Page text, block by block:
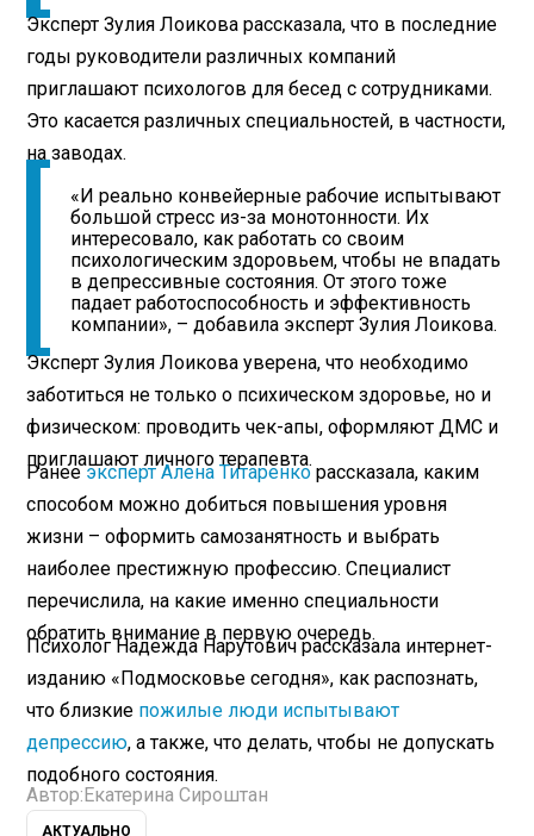
Эксперт Зулия Лоикова рассказала, что в последние
годы руководители различных компаний
приглашают психологов для бесед с сотрудниками.
Это касается различных специальностей, в частности,
на заводах.
«И реально конвейерные рабочие испытывают
большой стресс из-за монотонности. Их
интересовало, как работать со своим
психологическим здоровьем, чтобы не впадать
в депрессивные состояния. От этого тоже
падает работоспособность и эффективность
компании», – добавила эксперт Зулия Лоикова.
Эксперт Зулия Лоикова уверена, что необходимо
заботиться не только о психическом здоровье, но и
физическом: проводить чек-апы, оформляют ДМС и
приглашают личного терапевта.
Ранееэксперт Алена Титаренко рассказала, каким
способом можно добиться повышения уровня
жизни – оформить самозанятность и выбрать
наиболее престижную профессию. Специалист
перечислила, на какие именно специальности
обратить внимание в первую очередь.
Психолог Надежда Нарутович рассказала интернет-
изданию «Подмосковье сегодня», как распознать,
что близкие пожилые люди испытывают
депрессию, а также, что делать, чтобы не допускать
подобного состояния.
Автор: Екатерина Сироштан
АКТУАЛЬНО